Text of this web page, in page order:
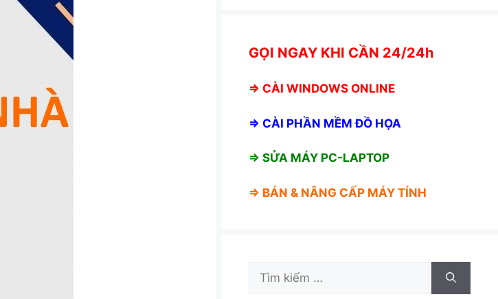
GỌI NGAY KHI CẦN 24/24h
⇒ CÀI WINDOWS ONLINE
⇒ CÀI PHẦN MỀM ĐỒ HỌA
⇒ SỬA MÁY PC-LAPTOP
⇒ BÁN & NÂNG CẤP MÁY TÍNH
Tìm
kiếm